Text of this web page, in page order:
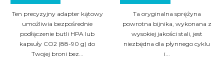
Ten precyzyjny adapter kątowy
umożliwia bezpośrednie
podłączenie butli HPA lub
kapsuły CO2 (88-90 g) do
Twojej broni bez...
Ta oryginalna sprężyna
powrotna bijnika, wykonana z
wysokiej jakości stali, jest
niezbędna dla płynnego cyklu
i...